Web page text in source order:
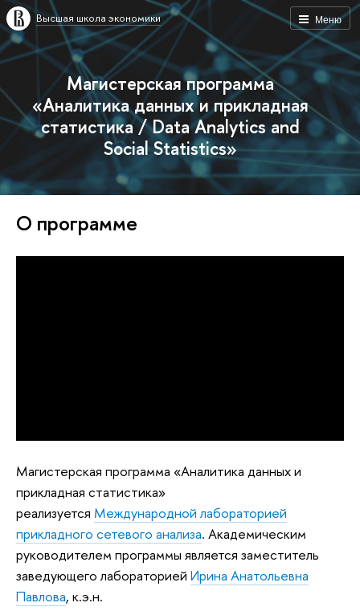
Меню
Высшая школа экономики
Магистерская программа
«Аналитика данных и прикладная
статистика / Data Analytics and
Social Statistics»
О программе
Магистерская программа «Аналитика данных и
прикладная статистика»
реализуется Международной лабораторией
прикладного сетевого анализа. Академическим
руководителем программы является заместитель
заведующего лабораторией Ирина Анатольевна
Павлова, к.э.н.